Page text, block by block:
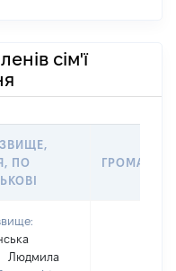
сім'ї
ПО
Людмила